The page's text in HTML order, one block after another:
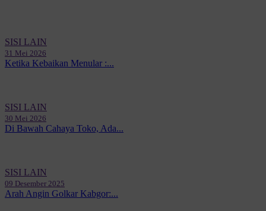
SISI LAIN
31 Mei 2026
Ketika Kebaikan Menular :...
SISI LAIN
30 Mei 2026
Di Bawah Cahaya Toko, Ada...
SISI LAIN
09 Desember 2025
Arah Angin Golkar Kabgor:...